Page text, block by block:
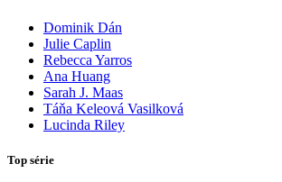
Dominik Dán
Julie Caplin
Rebecca Yarros
Ana Huang
Sarah J. Maas
Táňa Keleová Vasilková
Lucinda Riley
Top série